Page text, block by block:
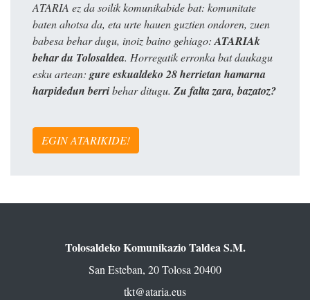
ATARIA ez da soilik komunikabide bat: komunitate
baten ahotsa da, eta urte hauen guztien ondoren, zuen
babesa behar dugu, inoiz baino gehiago: ATARIAk
behar du Tolosaldea. Horregatik erronka bat daukagu
esku artean: gure eskualdeko 28 herrietan hamarna
harpidedun berribehar ditugu. Zu falta zara, bazatoz?
EGIN ATARIKIDE!
Tolosaldeko Komunikazio Taldea S.M.
San Esteban, 20 Tolosa 20400
tkt@ataria.eus